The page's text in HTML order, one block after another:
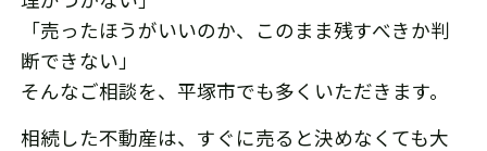
「売ったほうがいいのか、このまま残すべきか判
断できない」
そんなご相談を、平塚市でも多くいただきます。
相続した不動産は、すぐに売ると決めなくても大